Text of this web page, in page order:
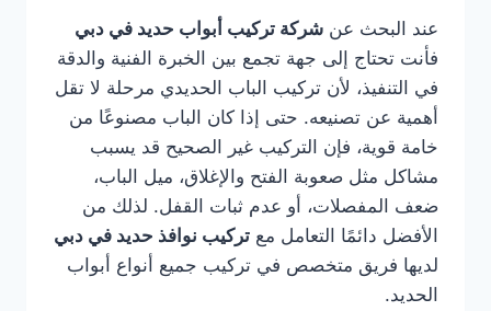
عند البحث عن شركة تركيب أبواب حديد في دبي
فأنت تحتاج إلى جهة تجمع بين الخبرة الفنية والدقة
في التنفيذ، لأن تركيب الباب الحديدي مرحلة لا تقل
أهمية عن تصنيعه. حتى إذا كان الباب مصنوعًا من
خامة قوية، فإن التركيب غير الصحيح قد يسبب
مشاكل مثل صعوبة الفتح والإغلاق، ميل الباب،
ضعف المفصلات، أو عدم ثبات القفل. لذلك من
الأفضل دائمًا التعامل مع تركيب نوافذ حديد في دبي
لديها فريق متخصص في تركيب جميع أنواع أبواب
الحديد.